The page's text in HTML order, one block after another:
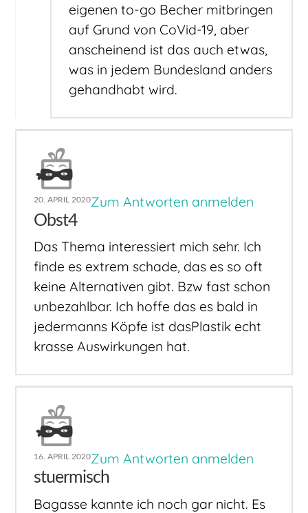
eigenen to-go Becher mitbringen
auf Grund von CoVid-19, aber
anscheinend ist das auch etwas,
was in jedem Bundesland anders
gehandhabt wird.
20. APRIL 2020Zum Antworten anmelden
Obst4
Das Thema interessiert mich sehr. Ich
finde es extrem schade, das es so oft
keine Alternativen gibt. Bzw fast schon
unbezahlbar. Ich hoffe das es bald in
jedermanns Köpfe ist dasPlastik echt
krasse Auswirkungen hat.
16. APRIL 2020Zum Antworten anmelden
stuermisch
Bagasse kannte ich noch gar nicht. Es